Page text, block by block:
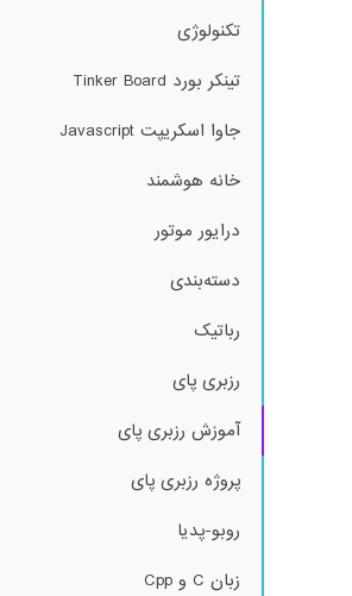
تکنولوژی
تینکر بورد Tinker Board
جاوا اسکریپت Javascript
خانه هوشمند
درایور موتور
دسته‌بندی
رباتیک
رزبری پای
آموزش رزبری پای
پروژه رزبری پای
روبو-پدیا
زبان C و Cpp